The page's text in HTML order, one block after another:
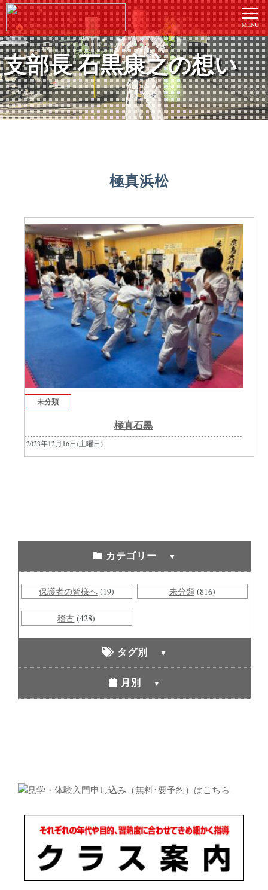
支部長 石黒康之の想い
極真浜松
未分類
極真石黒
2023年12月16日(土曜日)
カテゴリー
保護者の皆様へ(19) 未分類(816)
稽古 (428)
タグ別
月別